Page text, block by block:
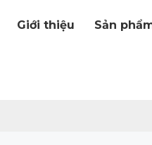
Giới thiệu Sản